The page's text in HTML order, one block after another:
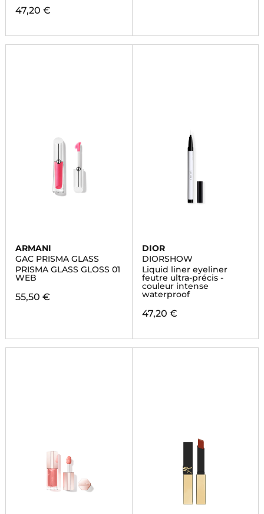
47,20 €
ARMANI
GAC PRISMA GLASS
PRISMA GLASS GLOSS 01
WEB
55,50 €
DIOR
DIORSHOW
Liquid liner eyeliner
feutre ultra-précis -
couleur intense
waterproof
47,20 €